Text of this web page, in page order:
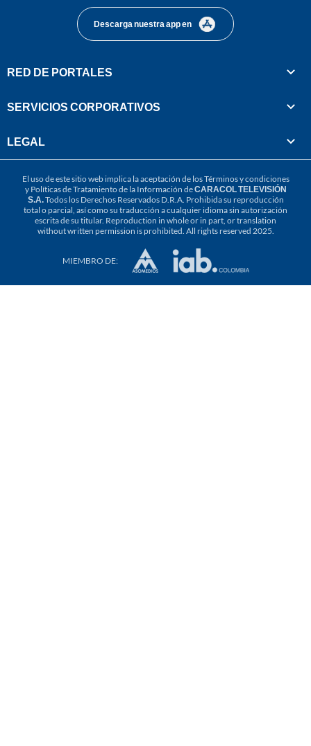
Descarga nuestra app en
RED DE PORTALES
SERVICIOS CORPORATIVOS
LEGAL
El uso de este sitio web implica la aceptación de losTérminos y condiciones
y Políticas de Tratamiento de la Información deCARACOL TELEVISIÓN
S.A.Todos los Derechos Reservados D.R.A. Prohibida su reproducción
total o parcial, así como su traducción a cualquier idioma sin autorización
escrita de su titular. Reproduction in whole or in part, or translation
without written permission is prohibited. All rights reserved 2025.
MIEMBRO DE: